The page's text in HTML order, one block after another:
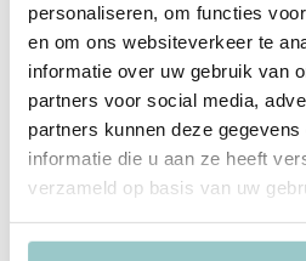
personaliseren, om functies
en om ons websiteverkeer te
informatie over uw gebruik van
partners voor social media,
partners kunnen deze
informatie die u aan ze heeft
verzameld op basis van uw
Productspecificaties
SKU LU49011